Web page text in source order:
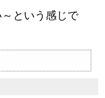
という感じで